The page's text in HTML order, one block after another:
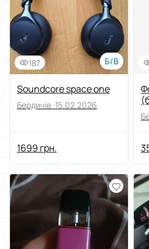
Ціна
Від
Стан
Скинути
187 Б/В
Soundcore space one
Бердичів ·15.02.2026
1699 грн.